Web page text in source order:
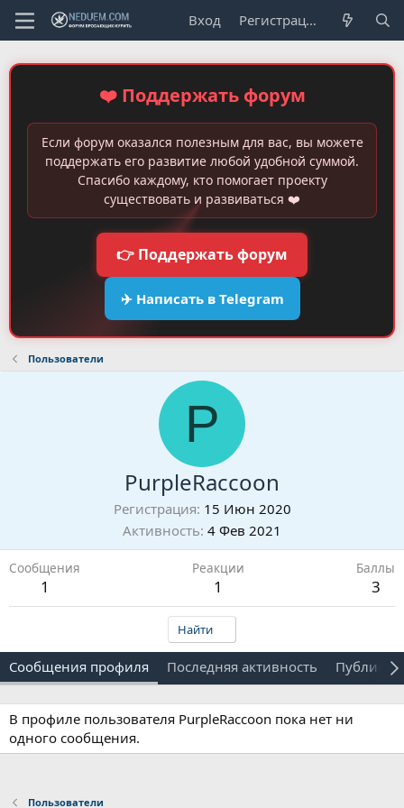
Вход Регистрация
❤️ Поддержать форум
Если форум оказался полезным для вас, вы можете
поддержать его развитие любой удобной суммой.
Спасибо каждому, кто помогает проекту
существовать и развиваться ❤️
👉 Поддержать форум
✈️ Написать в Telegram
Пользователи
P
PurpleRaccoon
Регистрация 15 Июн 2020
Активность 4 Фев 2021
Сообщения
1
Реакции
1
Баллы
3
Найти
Сообщения профиля Последняя активность
В профиле пользователя PurpleRaccoon пока нет ни
одного сообщения.
Пользователи